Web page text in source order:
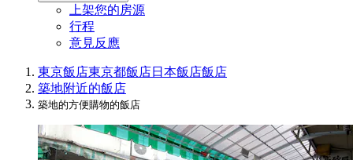
上架您的房源
行程
意見反應
東京飯店東京都飯店日本飯店飯店
築地附近的飯店
築地的方便購物的飯店